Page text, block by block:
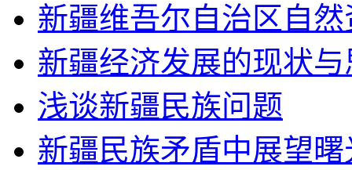
新疆维吾尔自治区自
新疆经济发展的现状与
浅谈新疆民族问题
新疆民族矛盾中展望曙